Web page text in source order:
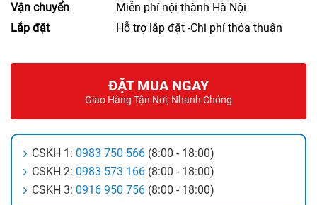
Vận chuyển
Miễn phí nội thành Hà Nội
Lắp đặt
Hỗ trợ lắp đặt -Chi phí thỏa thuận
ĐẶT MUA NGAY
Giao Hàng Tận Nơi, Nhanh Chóng
CSKH 1: 0983 750 566 (8:00 - 18:00)
CSKH 2: 0983 573 166 (8:00 - 18:00)
CSKH 3: 0916 950 756 (8:00 - 18:00)